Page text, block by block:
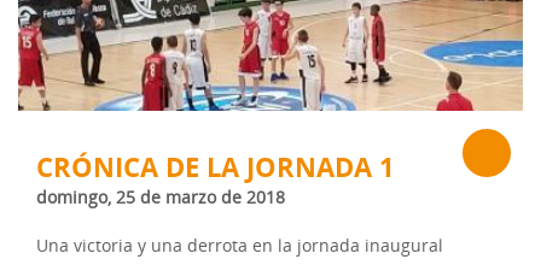
CRÓNICA DE LA JORNADA 1
domingo, 25 de marzo de 2018
Una victoria y una derrota en la jornada inaugural